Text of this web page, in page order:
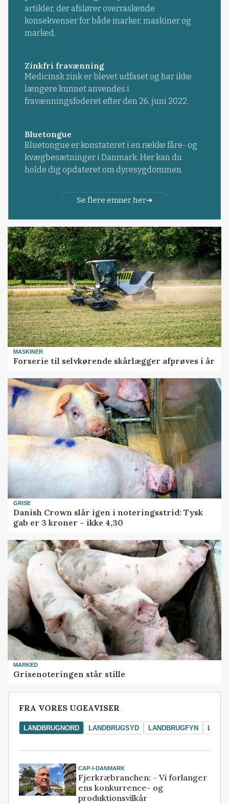
artikler, der afslører overraskende
konsekvenser for både marker, maskiner og
marked.
Zinkfri fravænning
Medicinsk zink er blevet udfaset og har ikke
længere kunnet anvendes i
fravænningsfoderet efter den 26. juni 2022.
Bluetongue
Bluetongue er konstateret i en række fåre- og
kvægbesætninger i Danmark. Her kan du
holde dig opdateret om dyresygdommen.
Se flere emner her
MASKINER
Forserie til selvkørende skårlægger afprøves i år
GRISE
Danish Crown slår igen i noteringsstrid: Tysk
gab er 3 kroner – ikke 4,30
MARKED
Grisenoteringen står stille
FRA VORES UGEAVISER
LANDBRUGNORD LANDBRUGSYD LANDBRUGFYN
CAP-I-DANMARK
Fjerkræbranchen: - Vi forlanger
ens konkurrence- og
produktionsvilkår